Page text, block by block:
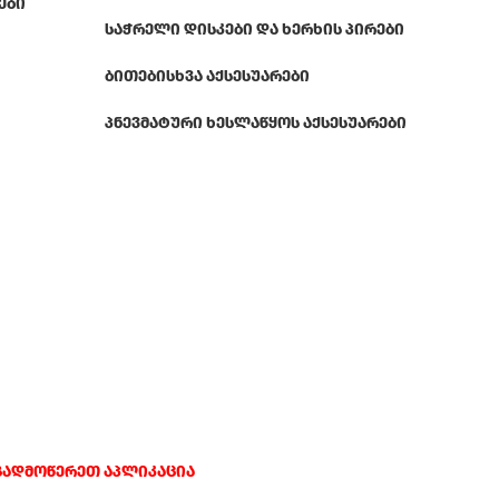
ᲡᲐᲭᲠᲔᲚᲘ ᲓᲘᲡᲙᲔᲑᲘ ᲓᲐ ᲮᲔᲠᲮᲘᲡ ᲞᲘᲠᲔᲑᲘ
ᲑᲘᲗᲔᲑᲘᲡᲮᲕᲐ ᲐᲥᲡᲔᲡᲣᲐᲠᲔᲑᲘ
ᲞᲜᲔᲕᲛᲐᲢᲣᲠᲘ ᲮᲔᲡᲚᲐᲬᲧᲝᲡ ᲐᲥᲡᲔᲡᲣᲐᲠᲔᲑᲘ
აპლიკაცია